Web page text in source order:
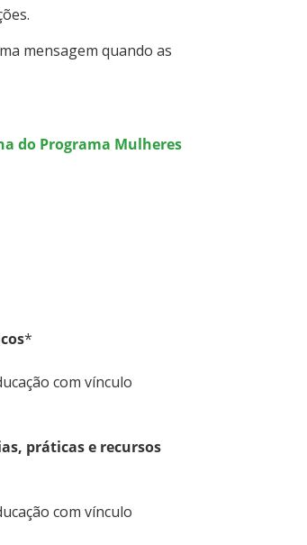
mensagem quando as
do Programa Mulheres
*
com vínculo
práticas e recursos
com vínculo